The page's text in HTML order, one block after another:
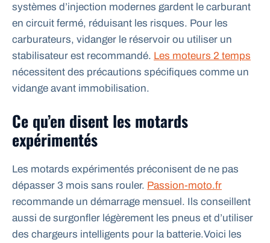
systèmes d’injection modernes gardent le carburant
en circuit fermé, réduisant les risques. Pour les
carburateurs, vidanger le réservoir ou utiliser un
stabilisateur est recommandé. Les moteurs 2 temps
nécessitent des précautions spécifiques comme un
vidange avant immobilisation.
Ce qu’en disent les motards
expérimentés
Les motards expérimentés préconisent de ne pas
dépasser 3 mois sans rouler. Passion-moto.fr
recommande un démarrage mensuel. Ils conseillent
aussi de surgonfler légèrement les pneus et d’utiliser
des chargeurs intelligents pour la batterie.Voici les